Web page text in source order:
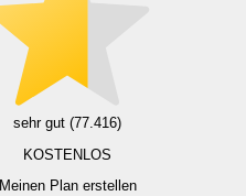
sehr gut (77.416)
KOSTENLOS
Meinen Plan erstellen